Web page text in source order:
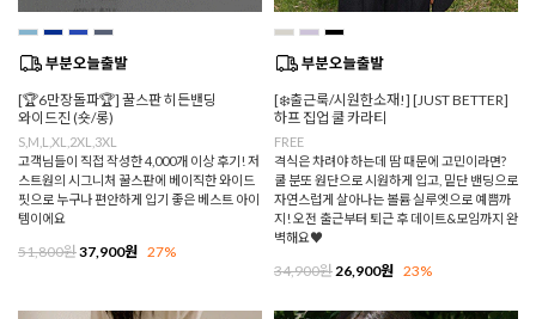
[🏆6만장돌파🏆] 꿀스판 히든밴딩
와이드진 (숏/롱)
S,M,L,XL,2XL,3XL
고객님들이 직접 작성한 4,000개 이상 후기! 저
스트원의 시그니처 꿀스판에 베이직한 와이드
핏으로 누구나 편안하게 입기 좋은 베스트 아이
템이에요
51,800원37,900원 27%
[❄️출근룩/시원한소재!] [JUST BETTER]
하프 집업 쿨 카라티
FREE
격식은 차려야 하는데 땀 때문에 고민이라면?
쿨 분또 원단으로 시원하게 입고, 밑단 밴딩으로
자연스럽게 살아나는 볼륨 실루엣으로 예쁨까
지! 오전 출근부터 퇴근 후 데이트&모임까지 완
벽해요♥
34,900원26,900원 23%